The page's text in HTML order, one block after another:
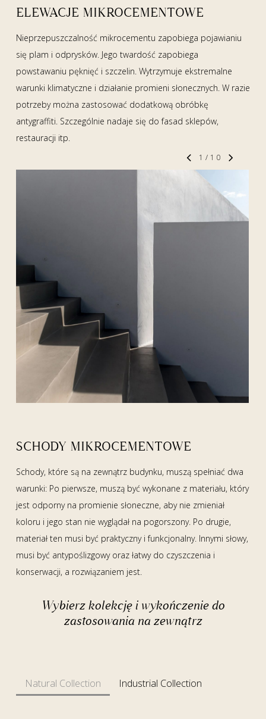
ELEWACJE MIKROCEMENTOWE
Nieprzepuszczalność mikrocementu zapobiega pojawianiu
się plam i odprysków. Jego twardość zapobiega
powstawaniu pęknięć i szczelin. Wytrzymuje ekstremalne
warunki klimatyczne i działanie promieni słonecznych. W razie
potrzeby można zastosować dodatkową obróbkę
antygraffiti. Szczególnie nadaje się do fasad sklepów,
restauracji itp.
1/ 10
SCHODY MIKROCEMENTOWE
Schody, które są na zewnątrz budynku, muszą spełniać dwa
warunki: Po pierwsze, muszą być wykonane z materiału, który
jest odporny na promienie słoneczne, aby nie zmieniał
koloru i jego stan nie wyglądał na pogorszony. Po drugie,
materiał ten musi być praktyczny i funkcjonalny. Innymi słowy,
musi być antypoślizgowy oraz łatwy do czyszczenia i
konserwacji, a rozwiązaniem jest.
Wybierz kolekcję i wykończenie do
zastosowania na zewnątrz
Natural Collection Industrial Collection